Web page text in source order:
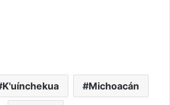
K'uínchekua Michoacán